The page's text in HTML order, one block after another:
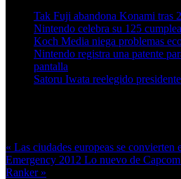
Tak Fuji abandona Konami tras
Nintendo celebra su 125
Koch Media niega problemas
Nintendo registra una patente
pantalla
Satoru Iwata reelegido
« Las ciudades europeas se convierten
Emergency 2012 Lo nuevo de
Ranker »